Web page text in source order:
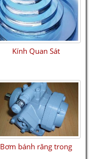
Kính Quan Sát
Bơm bánh răng trong